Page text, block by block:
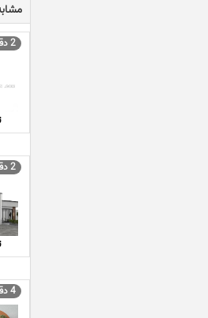
2 دقیقه پیش
2 دقیقه پیش
4 دقیقه پیش